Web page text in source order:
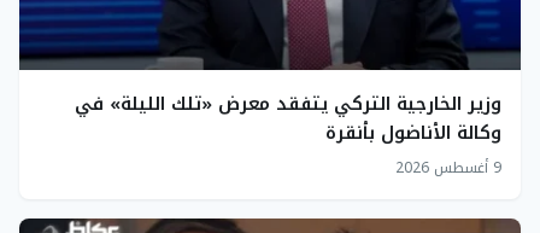
وزير الخارجية التركي يتفقد معرض «تلك الليلة» في
وكالة الأناضول بأنقرة
9 أغسطس 2026